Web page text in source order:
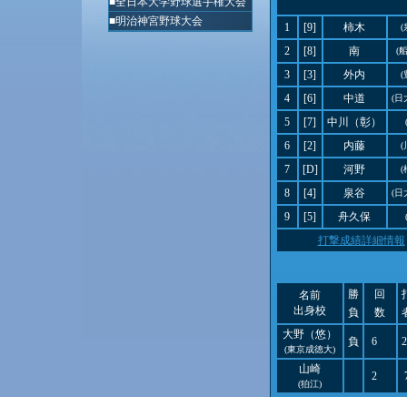
■明治神宮野球大会 1 [9] 柿木 (
2 [8] 南 (
3 [3] 外内 (
4 [6] 中道 (日
5 [7] 中川（彰）
6 [2] 内藤 (
7 [D] 河野 (
8 [4] 泉谷 (日
9 [5] 舟久保
打撃成績詳細情報
名前
出身校
勝
負
回
数
大野（悠）
(東京成徳大)
負 6
山崎
(狛江)
2